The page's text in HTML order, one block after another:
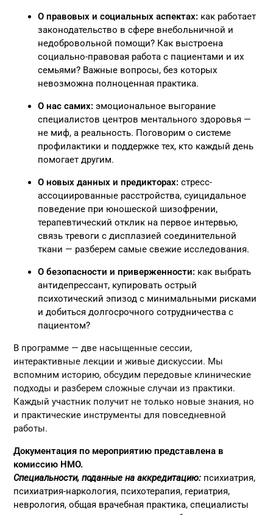
О правовых и социальных аспектах: как работает
законодательство в сфере внебольничной и
недобровольной помощи? Как выстроена
социально-правовая работа с пациентами и их
семьями? Важные вопросы, без которых
невозможна полноценная практика.
О нас самих:эмоциональное выгорание
специалистов центров ментального здоровья —
не миф, а реальность. Поговорим о системе
профилактики и поддержке тех, кто каждый день
помогает другим.
О новых данных и предикторах: стресс-
ассоциированные расстройства, суицидальное
поведение при юношеской шизофрении,
терапевтический отклик на первое интервью,
связь тревоги с дисплазией соединительной
ткани — разберем самые свежие исследования.
О безопасности и приверженности: как выбрать
антидепрессант, купировать острый
психотический эпизод с минимальными рисками
и добиться долгосрочного сотрудничества с
пациентом?
В программе — две насыщенные сессии,
интерактивные лекции и живые дискуссии. Мы
вспомним историю, обсудим передовые клинические
подходы и разберем сложные случаи из практики.
Каждый участник получит не только новые знания, но
и практические инструменты для повседневной
работы.
Документация по мероприятию представлена в
комиссию НМО.
Специальности, поданные на аккредитацию: психиатрия,
психиатрия-наркология, психотерапия, гериатрия,
неврология, общая врачебная практика, специалисты